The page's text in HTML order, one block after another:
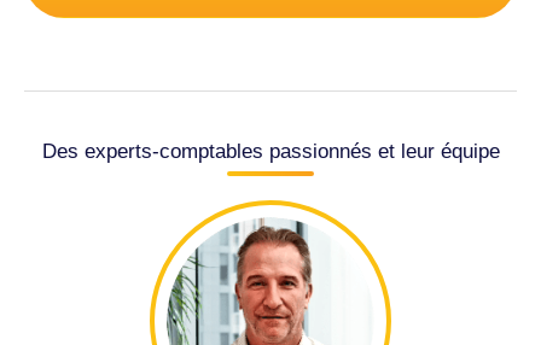
Des experts-comptables passionnés et leur équipe